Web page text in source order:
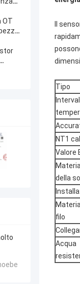
alta
OT
Il
Tipo
NT1
Valore
della
filo
Acqua